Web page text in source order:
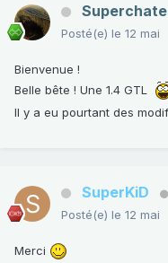
Posté(e) le 12 mai
Bienvenue !
Belle bête ! Une 1.4 GTL
Il y a eu pourtant des
SuperKiD
Posté(e) le 12 mai
Merci